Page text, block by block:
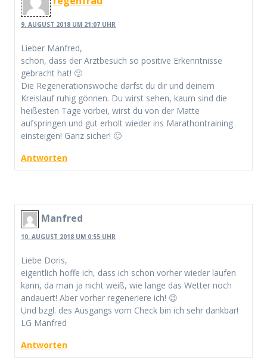
9. AUGUST 2018 UM 21:07 UHR
Lieber Manfred,
schön, dass der Arztbesuch so positive Erkenntnisse
gebracht hat! 🙂
Die Regenerationswoche darfst du dir und deinem
Kreislauf ruhig gönnen. Du wirst sehen, kaum sind die
heißesten Tage vorbei, wirst du von der Matte
aufspringen und gut erholt wieder ins Marathontraining
einsteigen! Ganz sicher! 🙂
Antworten
Manfred
10. AUGUST 2018 UM 0:55 UHR
Liebe Doris,
eigentlich hoffe ich, dass ich schon vorher wieder laufen
kann, da man ja nicht weiß, wie lange das Wetter noch
andauert! Aber vorher regeneriere ich! 😉
Und bzgl. des Ausgangs vom Check bin ich sehr dankbar!
LG Manfred
Antworten